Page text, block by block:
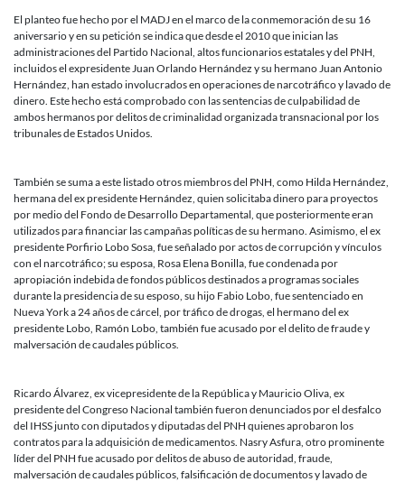
derechos
y
su
vínculo
con
el
El planteo fue hecho por el MADJ en el marco de la conmemoración de su 16
aniversario y en su petición se indica que desde el 2010 que inician las
administraciones del Partido Nacional, altos funcionarios estatales y del PNH,
incluidos el expresidente Juan Orlando Hernández y su hermano Juan Antonio
Hernández, han estado involucrados en operaciones de narcotráfico y lavado de
dinero. Este hecho está comprobado con las sentencias de culpabilidad de
ambos hermanos por delitos de criminalidad organizada transnacional por los
tribunales de Estados Unidos.
También se suma a este listado otros miembros del PNH, como Hilda Hernández,
hermana del ex presidente Hernández, quien solicitaba dinero para proyectos
por medio del Fondo de Desarrollo Departamental, que posteriormente eran
utilizados para financiar las campañas políticas de su hermano. Asimismo, el ex
presidente Porfirio Lobo Sosa, fue señalado por actos de corrupción y vínculos
con el narcotráfico; su esposa, Rosa Elena Bonilla, fue condenada por
apropiación indebida de fondos públicos destinados a programas sociales
durante la presidencia de su esposo, su hijo Fabio Lobo, fue sentenciado en
Nueva York a 24 años de cárcel, por tráfico de drogas, el hermano del ex
presidente Lobo, Ramón Lobo, también fue acusado por el delito de fraude y
malversación de caudales públicos.
Ricardo Álvarez, ex vicepresidente de la República y Mauricio Oliva, ex
presidente del Congreso Nacional también fueron denunciados por el desfalco
del IHSS junto con diputados y diputadas del PNH quienes aprobaron los
contratos para la adquisición de medicamentos. Nasry Asfura, otro prominente
líder del PNH fue acusado por delitos de abuso de autoridad, fraude,
malversación de caudales públicos, falsificación de documentos y lavado de